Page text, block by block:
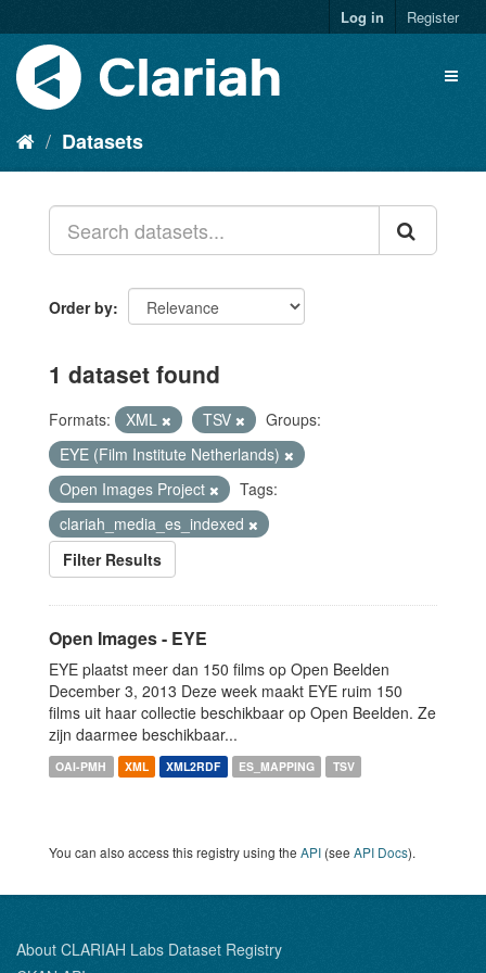
Log in Register
Datasets
Order by
1 dataset found
Formats: XML TSV
Groups:
EYE (Film Institute Netherlands)
Open Images Project
Tags:
clariah_media_es_indexed
Filter Results
Open Images - EYE
EYE plaatst meer dan 150 films op Open Beelden
December 3, 2013 Deze week maakt EYE ruim 150
films uit haar collectie beschikbaar op Open Beelden. Ze
zijn daarmee beschikbaar...
OAI-PMH XML XML2RDF ES_MAPPING TSV
You can also access this registry using the API (see API Docs).
About CLARIAH Labs Dataset Registry